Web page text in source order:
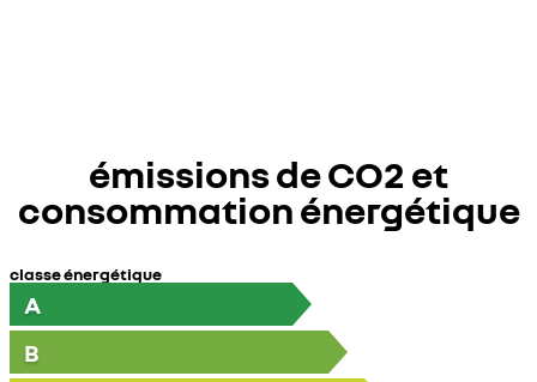
émissions de CO2 et
consommation énergétique
classe énergétique
A
B